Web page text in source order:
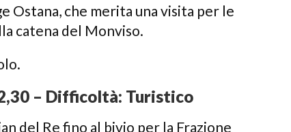
Ostana, che merita una visita per le
catena del Monviso.
– Difficoltà: Turistico
del Re fino al bivio per la Frazione